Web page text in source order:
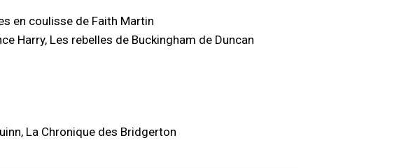
en coulisse de Faith Martin
Harry, Les rebelles de Buckingham de Duncan
La Chronique des Bridgerton